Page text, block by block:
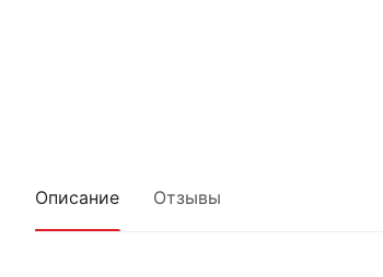
Описание Отзывы